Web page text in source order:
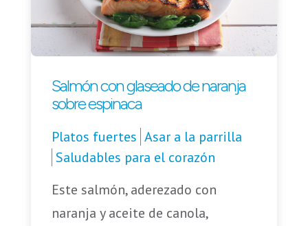
Salmón con glaseado de naranja
sobre espinaca
Platos fuertes Asar a la parrilla
Saludables para el corazón
Este salmón, aderezado con
naranja y aceite de canola,